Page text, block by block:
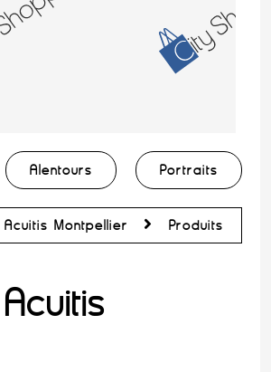
Alentours Portraits
Acuitis Montpellier Produits